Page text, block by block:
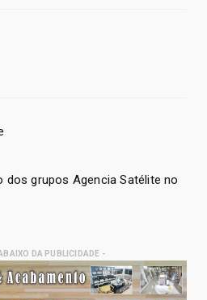
dos grupos Agencia Satélite no
DA PUBLICIDADE -